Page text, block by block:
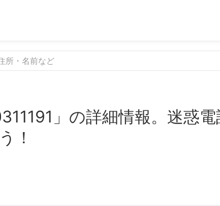
」の詳細情報。迷惑
！